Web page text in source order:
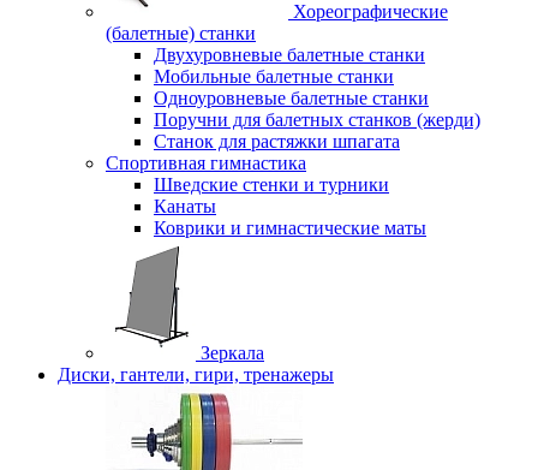
Хореографические
(балетные) станки
Двухуровневые балетные станки
Мобильные балетные станки
Одноуровневые балетные станки
Поручни для балетных станков (жерди)
Станок для растяжки шпагата
Спортивная гимнастика
Шведские стенки и турники
Канаты
Коврики и гимнастические маты
Зеркала
Диски, гантели, гири, тренажеры